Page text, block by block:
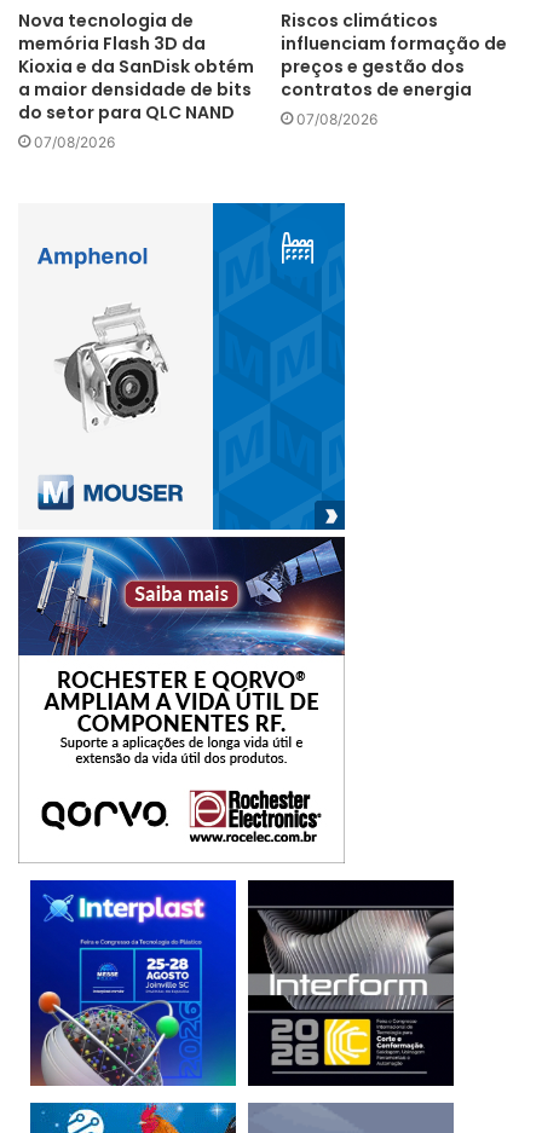
Nova tecnologia de
memória Flash 3D da
Kioxia e da SanDisk obtém
a maior densidade de bits
do setor para QLC NAND
07/08/2026
Riscos climáticos
influenciam formação de
preços e gestão dos
contratos de energia
07/08/2026